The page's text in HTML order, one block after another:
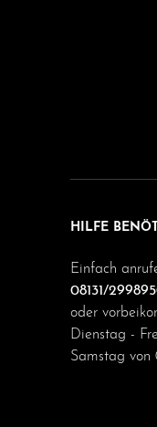
HILFE
Einfach
08131/
oder
Dienstag -
Samstag von